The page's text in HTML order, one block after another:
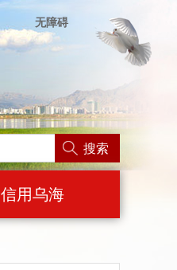
无障碍
搜索
信用乌海